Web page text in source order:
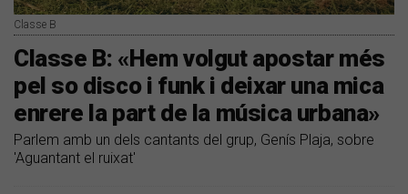
Classe B
Classe B: «Hem volgut apostar més
pel so disco i funk i deixar una mica
enrere la part de la música urbana»
Parlem amb un dels cantants del grup, Genís Plaja, sobre
'Aguantant el ruixat'